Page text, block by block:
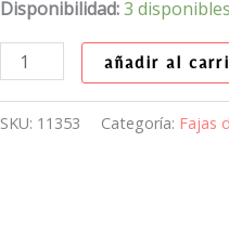
Disponibilidad: 3 disponibles
añadir al
SKU: 11353 Categoría: Fajas